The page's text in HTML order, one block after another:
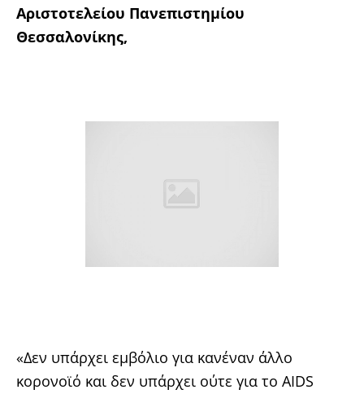
Αριστοτελείου Πανεπιστημίου
Θεσσαλονίκης,
«Δεν υπάρχει εμβόλιο για κανέναν άλλο
κορονοϊό και δεν υπάρχει ούτε για το AIDS